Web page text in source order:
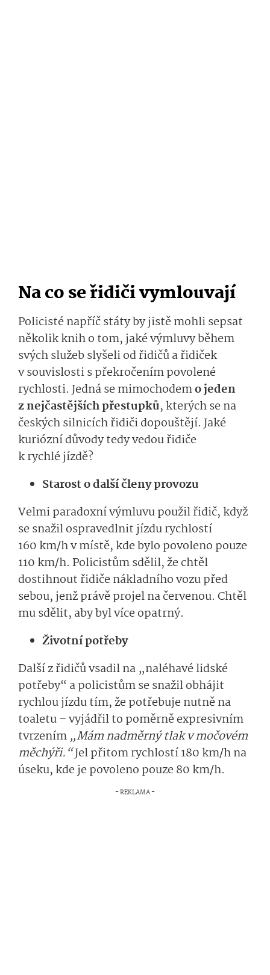
Na co se řidiči vymlouvají
Policisté napříč státy by jistě mohli sepsat
několik knih o tom, jaké výmluvy během
svých služeb slyšeli od řidičů a řidiček
v souvislosti s překročením povolené
rychlosti. Jedná se mimochodemo jeden
z nejčastějších přestupků, kterých se na
českých silnicích řidiči dopouštějí. Jaké
kuriózní důvody tedy vedou řidiče
k rychlé jízdě?
Starost o další členy provozu
Velmi paradoxní výmluvu použil řidič, když
se snažil ospravedlnit jízdu rychlostí
160 km/h v místě, kde bylo povoleno pouze
110 km/h. Policistům sdělil, že chtěl
dostihnout řidiče nákladního vozu před
sebou, jenž právě projel na červenou. Chtěl
mu sdělit, aby byl více opatrný.
Životní potřeby
Další z řidičů vsadil na „naléhavé lidské
potřeby“ a policistům se snažil obhájit
rychlou jízdu tím, že potřebuje nutně na
toaletu – vyjádřil to poměrně expresivním
tvrzením„Mám nadměrný tlak v močovém
měchýři.“Jel přitom rychlostí 180 km/h na
úseku, kde je povoleno pouze 80 km/h.